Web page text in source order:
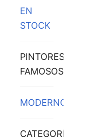
EN
STOCK
PINTORES
FAMOSOS
MODERNOS
CATEGORÍAS